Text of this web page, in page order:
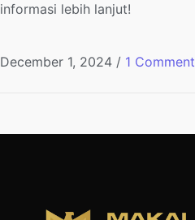
informasi lebih lanjut!
December 1, 2024 / 1 Comment